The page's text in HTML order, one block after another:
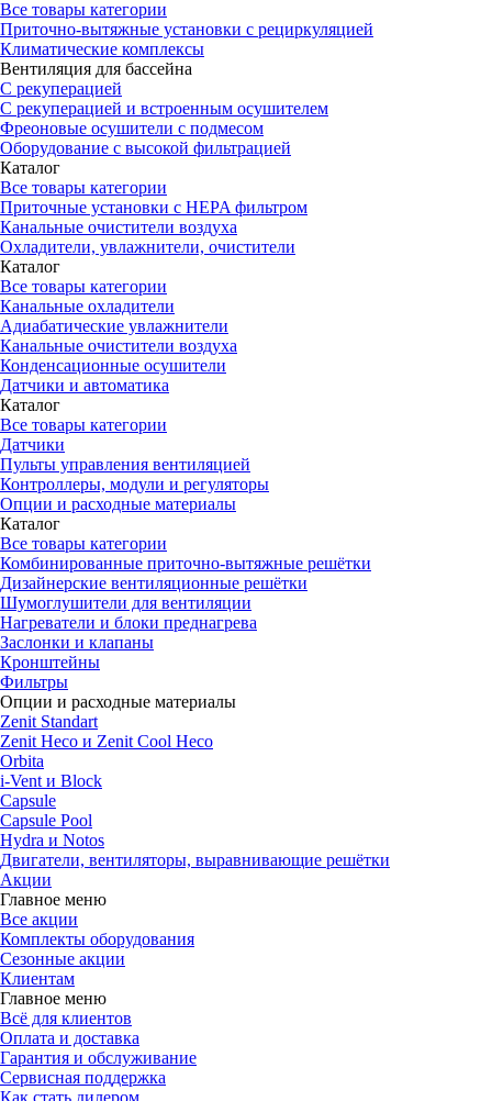
Все товары категории
Приточно-вытяжные установки с рециркуляцией
Климатические комплексы
Вентиляция для бассейна
С рекуперацией
С рекуперацией и встроенным осушителем
Фреоновые осушители с подмесом
Оборудование с высокой фильтрацией
Каталог
Все товары категории
Приточные установки c HEPA фильтром
Канальные очистители воздуха
Охладители, увлажнители, очистители
Каталог
Все товары категории
Канальные охладители
Адиабатические увлажнители
Канальные очистители воздуха
Конденсационные осушители
Датчики и автоматика
Каталог
Все товары категории
Датчики
Пульты управления вентиляцией
Контроллеры, модули и регуляторы
Опции и расходные материалы
Каталог
Все товары категории
Комбинированные приточно-вытяжные решётки
Дизайнерские вентиляционные решётки
Шумоглушители для вентиляции
Нагреватели и блоки преднагрева
Заслонки и клапаны
Кронштейны
Фильтры
Опции и расходные материалы
Zenit Standart
Zenit Heco и Zenit Cool Heco
Orbita
i-Vent и Block
Capsule
Capsule Pool
Hydra и Notos
Двигатели, вентиляторы, выравнивающие решётки
Акции
Главное меню
Все акции
Комплекты оборудования
Сезонные акции
Клиентам
Главное меню
Всё для клиентов
Оплата и доставка
Гарантия и обслуживание
Сервисная поддержка
Как стать дилером